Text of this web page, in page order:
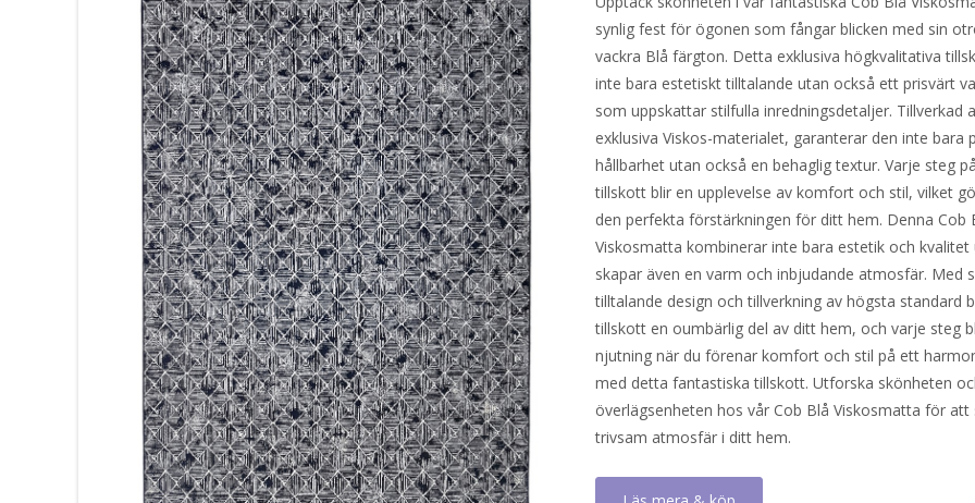
synlig fest för ögonen som fångar blicken med sin
vackra Blå färgton. Detta exklusiva högkvalitativa
inte bara estetiskt tilltalande utan också ett prisvärt
som uppskattar stilfulla inredningsdetaljer. Tillverkad
exklusiva Viskos-materialet, garanterar den inte bara
hållbarhet utan också en behaglig textur. Varje steg
tillskott blir en upplevelse av komfort och stil, vilket
den perfekta förstärkningen för ditt hem. Denna Cob
Viskosmatta kombinerar inte bara estetik och kvalitet
skapar även en varm och inbjudande atmosfär. Med
tilltalande design och tillverkning av högsta standard
tillskott en oumbärlig del av ditt hem, och varje steg
njutning när du förenar komfort och stil på ett
med detta fantastiska tillskott. Utforska skönheten
överlägsenheten hos vår Cob Blå Viskosmatta för att
trivsam atmosfär i ditt hem.